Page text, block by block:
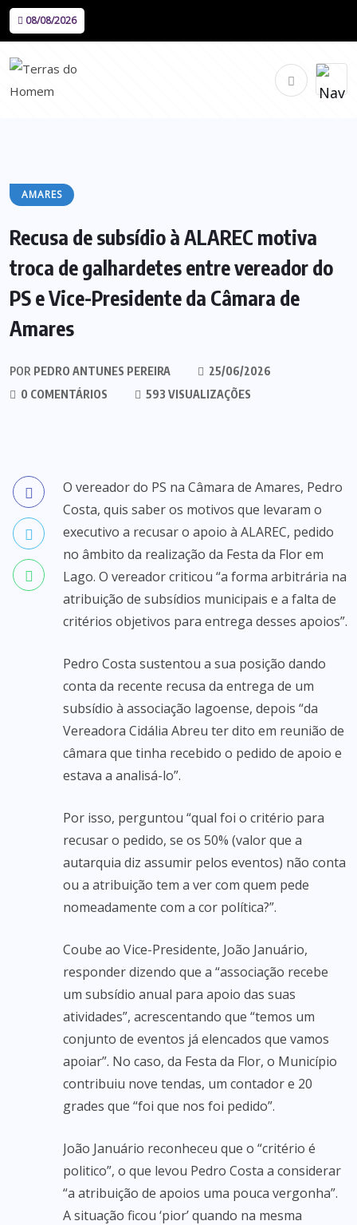
08/08/2026
AMARES
Recusa de subsídio à ALAREC motiva
troca de galhardetes entre vereador do
PS e Vice-Presidente da Câmara de
Amares
POR PEDRO ANTUNES PEREIRA
25/06/2026
0 COMENTÁRIOS
593 VISUALIZAÇÕES
O vereador do PS na Câmara de Amares, Pedro
Costa, quis saber os motivos que levaram o
executivo a recusar o apoio à ALAREC, pedido
no âmbito da realização da Festa da Flor em
Lago. O vereador criticou “a forma arbitrária na
atribuição de subsídios municipais e a falta de
critérios objetivos para entrega desses apoios”.
Pedro Costa sustentou a sua posição dando
conta da recente recusa da entrega de um
subsídio à associação lagoense, depois “da
Vereadora Cidália Abreu ter dito em reunião de
câmara que tinha recebido o pedido de apoio e
estava a analisá-lo”.
Por isso, perguntou “qual foi o critério para
recusar o pedido, se os 50% (valor que a
autarquia diz assumir pelos eventos) não conta
ou a atribuição tem a ver com quem pede
nomeadamente com a cor política?”.
Coube ao Vice-Presidente, João Januário,
responder dizendo que a “associação recebe
um subsídio anual para apoio das suas
atividades”, acrescentando que “temos um
conjunto de eventos já elencados que vamos
apoiar”. No caso, da Festa da Flor, o Município
contribuiu nove tendas, um contador e 20
grades que “foi que nos foi pedido”.
João Januário reconheceu que o “critério é
politico”, o que levou Pedro Costa a considerar
“a atribuição de apoios uma pouca vergonha”.
A situação ficou ‘pior’ quando na mesma